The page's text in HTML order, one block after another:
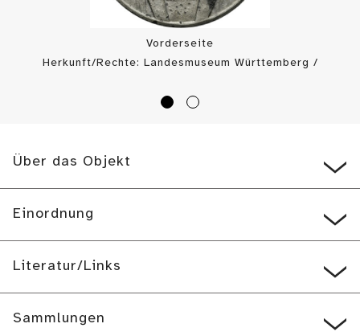
Vorderseite
Herkunft/Rechte: Landesmuseum Württemberg /
Über das Objekt
Einordnung
Literatur/Links
Sammlungen